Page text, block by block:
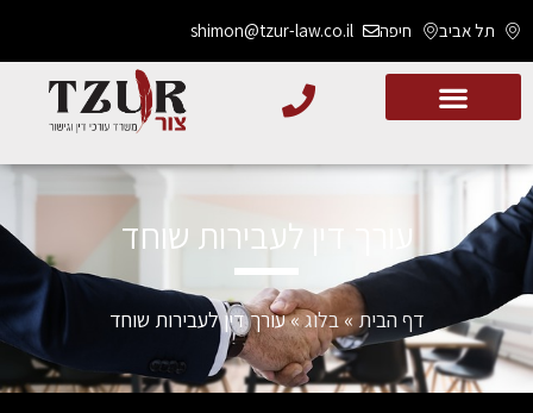
תל אביב חיפה shimon@tzur-law.co.il
עורך דין לעבירות שוחד
דף הבית»בלוג»עורך דין לעבירות שוחד